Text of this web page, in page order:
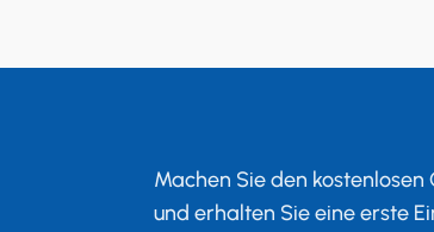
Machen Sie den
und erhalten Sie eine erste